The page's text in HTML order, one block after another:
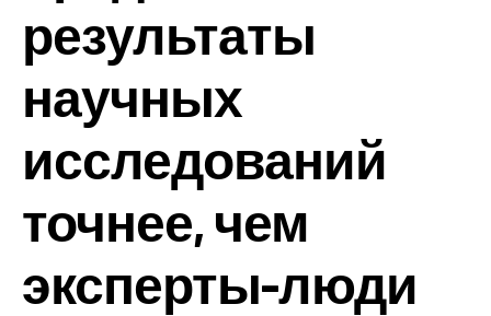
результаты
научных
исследований
точнее, чем
эксперты-люди